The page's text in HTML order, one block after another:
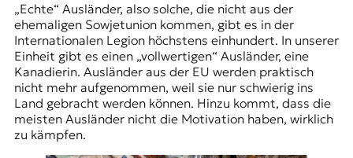
„Echte“ Ausländer, also solche, die nicht aus der
ehemaligen Sowjetunion kommen, gibt es in der
Internationalen Legion höchstens einhundert. In unserer
Einheit gibt es einen „vollwertigen“ Ausländer, eine
Kanadierin. Ausländer aus der EU werden praktisch
nicht mehr aufgenommen, weil sie nur schwierig ins
Land gebracht werden können. Hinzu kommt, dass die
meisten Ausländer nicht die Motivation haben, wirklich
zu kämpfen.